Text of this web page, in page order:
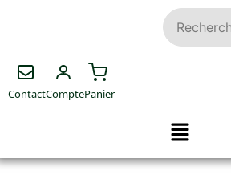
ContactComptePanier